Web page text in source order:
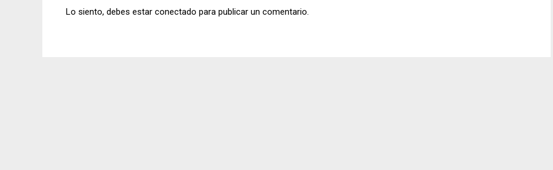
Lo siento, debes estar conectado para publicar un comentario.